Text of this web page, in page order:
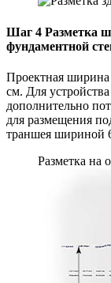
Шаг 4 Разметка
фундаментной
Проектная
см. Для
дополнительно
для размещения
траншея шириной
Разметка на